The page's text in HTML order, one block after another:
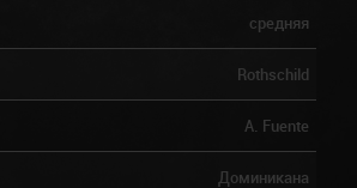
средняя
Rothschild
A. Fuente
Доминикана